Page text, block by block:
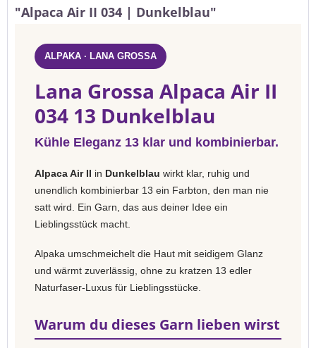
"Alpaca Air II 034 | Dunkelblau"
ALPAKA · LANA GROSSA
Lana Grossa Alpaca Air II
034 13 Dunkelblau
Kühle Eleganz 13 klar und kombinierbar.
Alpaca Air II in Dunkelblau wirkt klar, ruhig und
unendlich kombinierbar 13 ein Farbton, den man nie
satt wird. Ein Garn, das aus deiner Idee ein
Lieblingsstück macht.
Alpaka umschmeichelt die Haut mit seidigem Glanz
und wärmt zuverlässig, ohne zu kratzen 13 edler
Naturfaser-Luxus für Lieblingsstücke.
Warum du dieses Garn lieben wirst